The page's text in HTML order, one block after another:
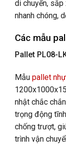
di chuyển,
nhanh chóng,
Các mẫu
Pallet PL08-
Mẫu pallet
nhật chắc
trọng động
chống trượt,
trình vận